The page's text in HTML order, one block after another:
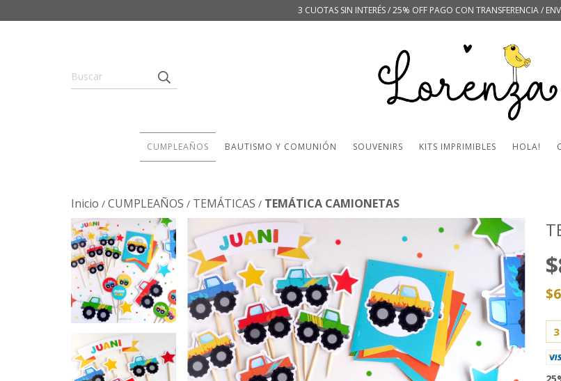
3 CUOTAS SIN INTERÉS / 25% OFF PAGO CON TRANSFERENCIA /
CUMPLEAÑOS BAUTISMO Y COMUNIÓN SOUVENIRS KITS IMPRIMIBLES HOLA!
Inicio / CUMPLEAÑOS / TEMÁTICAS / TEMÁTICA CAMIONETAS
3